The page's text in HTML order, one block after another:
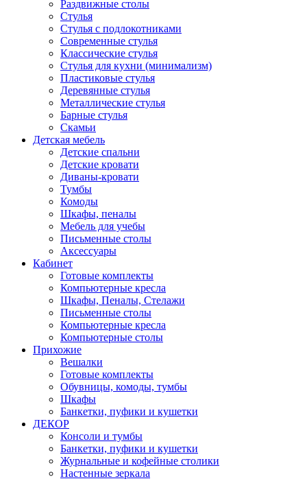
Раздвижные столы
Стулья
Стулья с подлокотниками
Современные стулья
Классические стулья
Стулья для кухни (минимализм)
Пластиковые стулья
Деревянные стулья
Металлические стулья
Барные стулья
Скамьи
Детская мебель
Детские спальни
Детские кровати
Диваны-кровати
Тумбы
Комоды
Шкафы, пеналы
Мебель для учебы
Письменные столы
Аксессуары
Кабинет
Готовые комплекты
Компьютерные кресла
Шкафы, Пеналы, Стелажи
Письменные столы
Компьютерные кресла
Компьютерные столы
Прихожие
Вешалки
Готовые комплекты
Обувницы, комоды, тумбы
Шкафы
Банкетки, пуфики и кушетки
ДЕКОР
Консоли и тумбы
Банкетки, пуфики и кушетки
Журнальные и кофейные столики
Настенные зеркала